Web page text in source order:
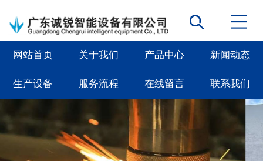
网站首页 关于我们 产品中心 新闻动态
生产设备 服务流程 在线留言 联系我们